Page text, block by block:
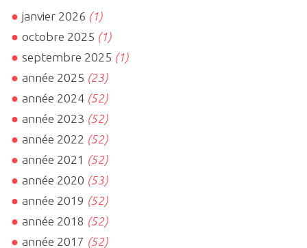
janvier 2026 (1)
octobre 2025 (1)
septembre 2025 (1)
année 2025 (23)
année 2024 (52)
année 2023 (52)
année 2022 (52)
année 2021 (52)
année 2020 (53)
année 2019 (52)
année 2018 (52)
année 2017 (52)